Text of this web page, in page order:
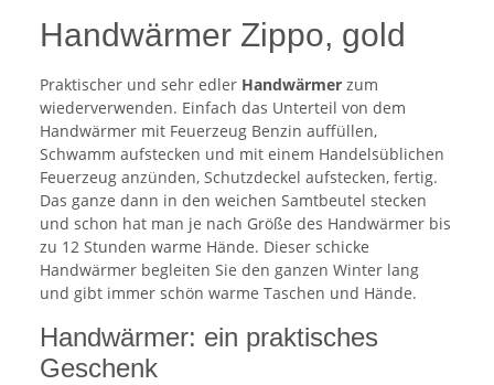
Handwärmer Zippo, gold
Praktischer und sehr edler Handwärmer zum
wiederverwenden. Einfach das Unterteil von dem
Handwärmer mit Feuerzeug Benzin auffüllen,
Schwamm aufstecken und mit einem Handelsüblichen
Feuerzeug anzünden, Schutzdeckel aufstecken, fertig.
Das ganze dann in den weichen Samtbeutel stecken
und schon hat man je nach Größe des Handwärmer bis
zu 12 Stunden warme Hände. Dieser schicke
Handwärmer begleiten Sie den ganzen Winter lang
und gibt immer schön warme Taschen und Hände.
Handwärmer: ein praktisches
Geschenk